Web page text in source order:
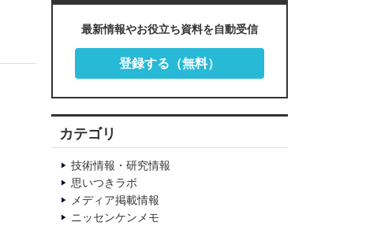
最新情報やお役立ち資料を自動受信
登録する（無料）
カテゴリ
技術情報・研究情報
思いつきラボ
メディア掲載情報
ニッセンケンメモ